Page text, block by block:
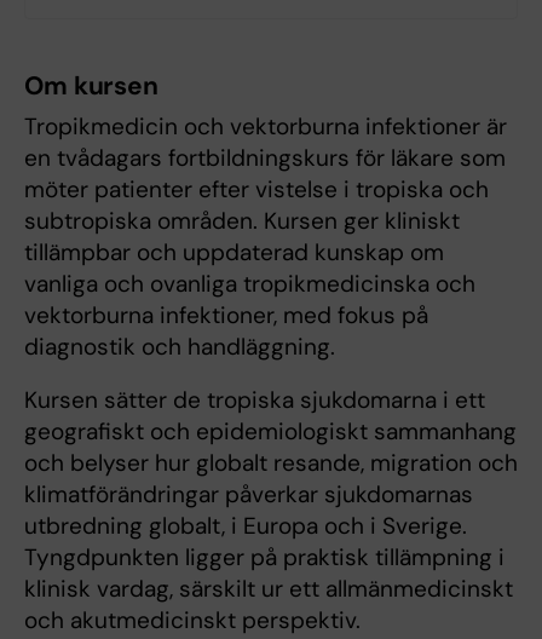
Om kursen
Tropikmedicin och vektorburna infektioner är
en tvådagars fortbildningskurs för läkare som
möter patienter efter vistelse i tropiska och
subtropiska områden. Kursen ger kliniskt
tillämpbar och uppdaterad kunskap om
vanliga och ovanliga tropikmedicinska och
vektorburna infektioner, med fokus på
diagnostik och handläggning.
Kursen sätter de tropiska sjukdomarna i ett
geografiskt och epidemiologiskt sammanhang
och belyser hur globalt resande, migration och
klimatförändringar påverkar sjukdomarnas
utbredning globalt, i Europa och i Sverige.
Tyngdpunkten ligger på praktisk tillämpning i
klinisk vardag, särskilt ur ett allmänmedicinskt
och akutmedicinskt perspektiv.